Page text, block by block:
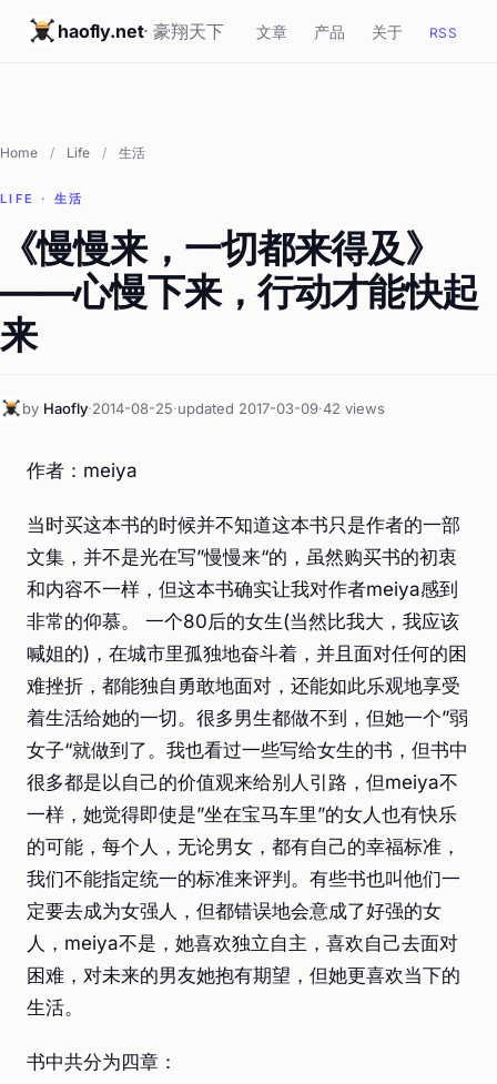
haofly.net· 豪翔天下 文章 产品 关于 RSS
Home / Life / 生活
LIFE · 生活
《慢慢来，一切都来得及》
——心慢下来，行动才能快起
来
by Haofly·2014-08-25·updated 2017-03-09·42 views
作者：meiya
当时买这本书的时候并不知道这本书只是作者的一部
文集，并不是光在写”慢慢来“的，虽然购买书的初衷
和内容不一样，但这本书确实让我对作者meiya感到
非常的仰慕。 一个80后的女生(当然比我大，我应该
喊姐的)，在城市里孤独地奋斗着，并且面对任何的困
难挫折，都能独自勇敢地面对，还能如此乐观地享受
着生活给她的一切。很多男生都做不到，但她一个”弱
女子“就做到了。我也看过一些写给女生的书，但书中
很多都是以自己的价值观来给别人引路，但meiya不
一样，她觉得即使是”坐在宝马车里”的女人也有快乐
的可能，每个人，无论男女，都有自己的幸福标准，
我们不能指定统一的标准来评判。有些书也叫他们一
定要去成为女强人，但都错误地会意成了好强的女
人，meiya不是，她喜欢独立自主，喜欢自己去面对
困难，对未来的男友她抱有期望，但她更喜欢当下的
生活。
书中共分为四章：